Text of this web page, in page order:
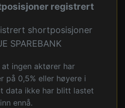
registrert
shortposisjoner
SPAREBANK
ingen aktører har
på 0,5% eller høyere i
data ikke har blitt lastet
inn ennå.